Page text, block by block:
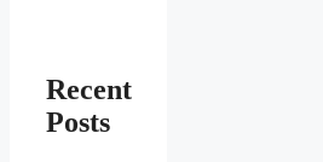
Recent
Posts